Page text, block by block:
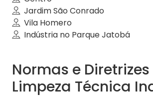
Jardim São Conrado
Vila Homero
Indústria no Parque Jatobá
Normas e
Limpeza Técnica